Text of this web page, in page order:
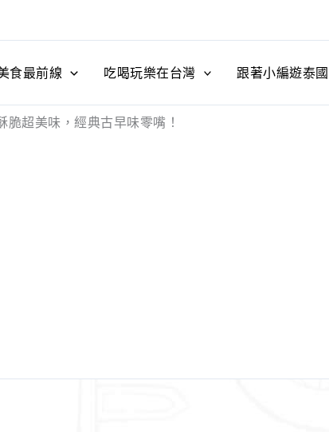
食最前線 吃喝玩樂在台灣 跟著小編遊泰國
超美味，經典古早味零嘴！